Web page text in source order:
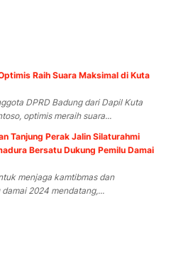
Raih Suara Maksimal di Kuta
DPRD Badung dari Dapil Kuta
optimis meraih suara...
Tanjung Perak Jalin Silaturahmi
Bersatu Dukung Pemilu Damai
menjaga kamtibmas dan
2024 mendatang,...